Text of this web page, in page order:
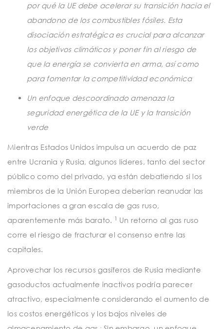
por qué la UE debe acelerar su transición hacia el
abandono de los combustibles fósiles. Esta
disociación estratégica es crucial para alcanzar
los objetivos climáticos y poner fin al riesgo de
que la energía se convierta en arma, así como
para fomentar la competitividad económica
Un enfoque descoordinado amenaza la
seguridad energética de la UE y la transición
verde
Mientras Estados Unidos impulsa un acuerdo de paz
entre Ucrania y Rusia, algunos líderes, tanto del sector
público como del privado, ya están debatiendo si los
miembros de la Unión Europea deberían reanudar las
importaciones a gran escala de gas ruso,
aparentemente más barato. 1 Un retorno al gas ruso
corre el riesgo de fracturar el consenso entre las
capitales.
Aprovechar los recursos gasíferos de Rusia mediante
gasoductos actualmente inactivos podría parecer
atractivo, especialmente considerando el aumento de
los costos energéticos y los bajos niveles de